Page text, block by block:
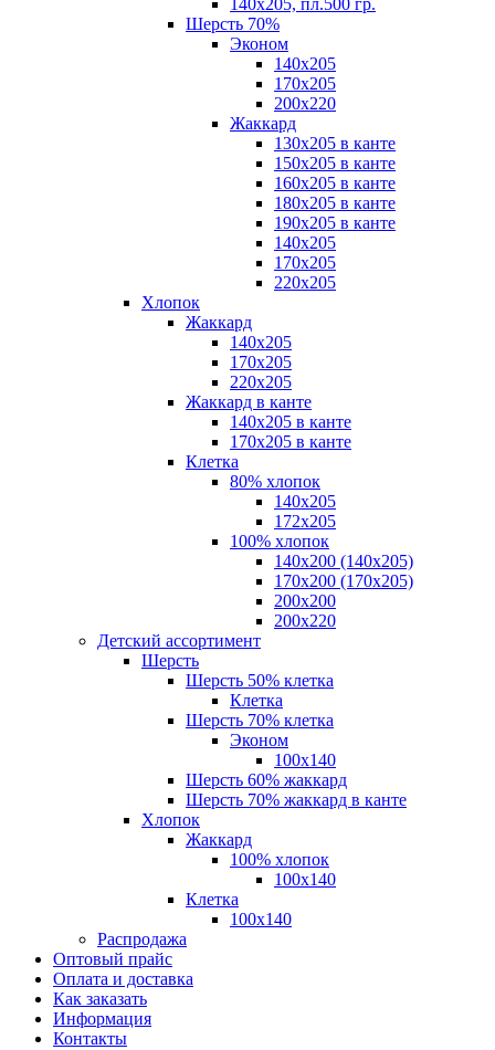
140х205, пл.500 гр.
Шерсть 70%
Эконом
140х205
170х205
200х220
Жаккард
130х205 в канте
150х205 в канте
160х205 в канте
180х205 в канте
190х205 в канте
140х205
170х205
220х205
Хлопок
Жаккард
140x205
170х205
220х205
Жаккард в канте
140х205 в канте
170х205 в канте
Клетка
80% хлопок
140x205
172х205
100% хлопок
140x200 (140х205)
170x200 (170х205)
200х200
200х220
Детский ассортимент
Шерсть
Шерсть 50% клетка
Клетка
Шерсть 70% клетка
Эконом
100x140
Шерсть 60% жаккард
Шерсть 70% жаккард в канте
Хлопок
Жаккард
100% хлопок
100x140
Клетка
100х140
Распродажа
Оптовый прайс
Оплата и доставка
Как заказать
Информация
Контакты